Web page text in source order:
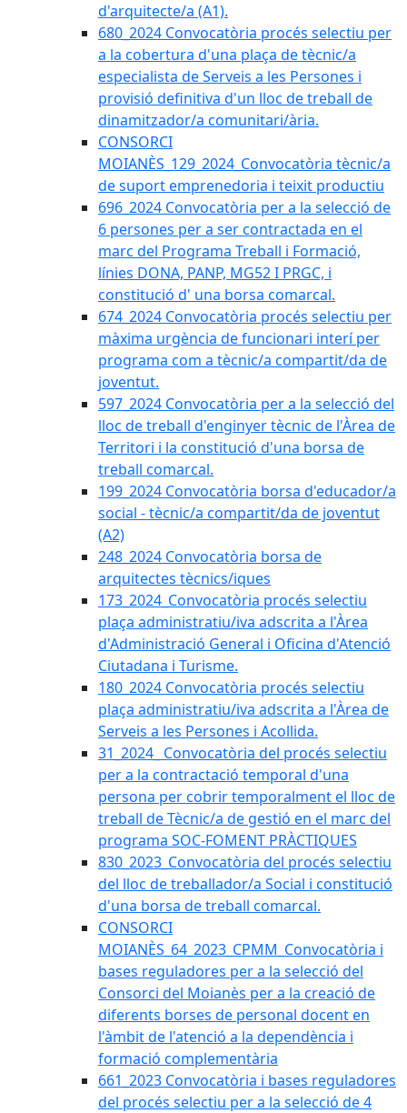
d'arquitecte/a (A1).
680_2024 Convocatòria procés selectiu per
a la cobertura d'una plaça de tècnic/a
especialista de Serveis a les Persones i
provisió definitiva d'un lloc de treball de
dinamitzador/a comunitari/ària.
CONSORCI
MOIANÈS_129_2024_Convocatòria tècnic/a
de suport emprenedoria i teixit productiu
696_2024 Convocatòria per a la selecció de
6 persones per a ser contractada en el
marc del Programa Treball i Formació,
línies DONA, PANP, MG52 I PRGC, i
constitució d' una borsa comarcal.
674_2024 Convocatòria procés selectiu per
màxima urgència de funcionari interí per
programa com a tècnic/a compartit/da de
joventut.
597_2024 Convocatòria per a la selecció del
lloc de treball d'enginyer tècnic de l'Àrea de
Territori i la constitució d'una borsa de
treball comarcal.
199_2024 Convocatòria borsa d'educador/a
social - tècnic/a compartit/da de joventut
(A2)
248_2024 Convocatòria borsa de
arquitectes tècnics/iques
173_2024_Convocatòria procés selectiu
plaça administratiu/iva adscrita a l'Àrea
d'Administració General i Oficina d'Atenció
Ciutadana i Turisme.
180_2024 Convocatòria procés selectiu
plaça administratiu/iva adscrita a l'Àrea de
Serveis a les Persones i Acollida.
31_2024_ Convocatòria del procés selectiu
per a la contractació temporal d'una
persona per cobrir temporalment el lloc de
treball de Tècnic/a de gestió en el marc del
programa SOC-FOMENT PRÀCTIQUES
830_2023_Convocatòria del procés selectiu
del lloc de treballador/a Social i constitució
d'una borsa de treball comarcal.
CONSORCI
MOIANÈS_64_2023_CPMM_Convocatòria i
bases reguladores per a la selecció del
Consorci del Moianès per a la creació de
diferents borses de personal docent en
l'àmbit de l'atenció a la dependència i
formació complementària
661_2023 Convocatòria i bases reguladores
del procés selectiu per a la selecció de 4